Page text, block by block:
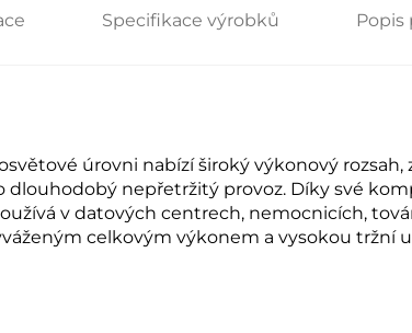
Specifikace výrobků
úrovni nabízí široký výkonový
nepřetržitý provoz. Díky své
v datových centrech, nemocnicích,
celkovým výkonem a vysokou tržní